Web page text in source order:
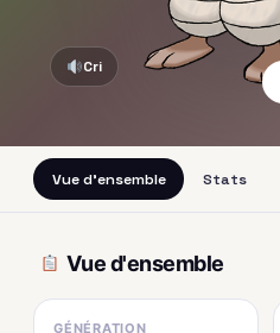
Cri
Vue d'ensemble Stats
Vue d'ensemble
GÉNÉRATION